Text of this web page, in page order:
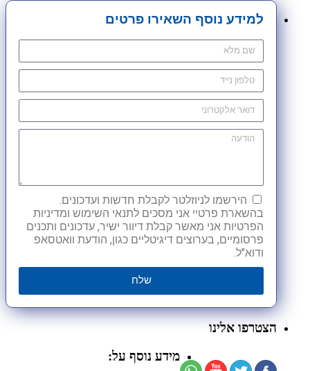
למידע נוסף השאירו פרטים
הירשמו לניוזלטר לקבלת חדשות ועדכונים.
בהשארת פרטיי אני מסכים לתנאי השימוש ומדיניות
הפרטיות אני מאשר קבלת דיוור ישיר, עדכונים ותכנים
פרסומיים, בערוצים דיגיטליים כגון, הודעת וואטסאפ
ודוא"ל.
שלח
הצטרפו אלינו
מידע נוסף על: